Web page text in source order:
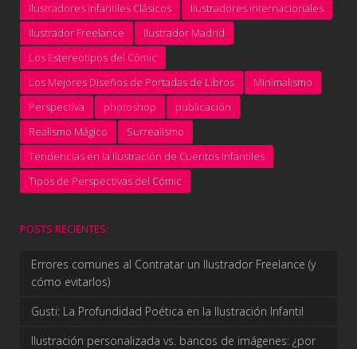
Ilustradores Infantiles Clásicos
Ilustradores internacionales
Ilustrador Freelance
Ilustrador Madrid
Los Estereotipos del Cómic
Los Mejores Diseños de Portadas de Libros
Minimalismo
Perspectiva
photoshop
publicación
Realismo Mágico
Surrealismo
Tendencias en la Ilustración de Cuentos Infantiles
Tipos de Perspectivas del Cómic
POSTS RECIENTES:
Errores comunes al Contratar un Ilustrador Freelance (y
cómo evitarlos)
Gusti: La Profundidad Poética en la Ilustración Infantil
Ilustración personalizada vs. bancos de imágenes: ¿por